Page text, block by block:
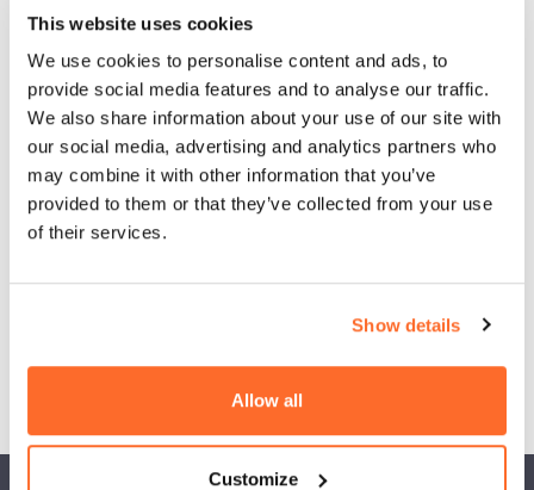
This website uses cookies
We use cookies to personalise content and ads, to
provide social media features and to analyse our traffic.
We also share information about your use of our site with
our social media, advertising and analytics partners who
may combine it with other information that you’ve
provided to them or that they’ve collected from your use
of their services.
Show details
Allow all
Customize
Faculty of Architecture Resources
Management Resources
Faculty of Engineering and Management